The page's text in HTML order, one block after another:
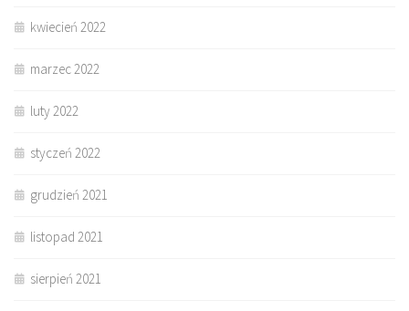
kwiecień 2022
marzec 2022
luty 2022
styczeń 2022
grudzień 2021
listopad 2021
sierpień 2021